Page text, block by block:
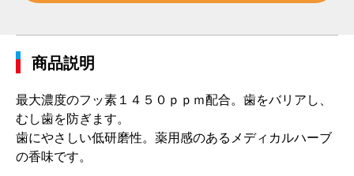
商品説明
最大濃度のフッ素１４５０ｐｐｍ配合。歯をバリアし、
むし歯を防ぎます。
歯にやさしい低研磨性。薬用感のあるメディカルハーブ
の香味です。